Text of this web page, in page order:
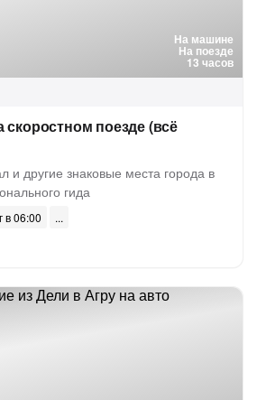
На машине
На поезде
13 часов
скоростном поезде (всё
и другие знаковые места города в
гида
в 06:00